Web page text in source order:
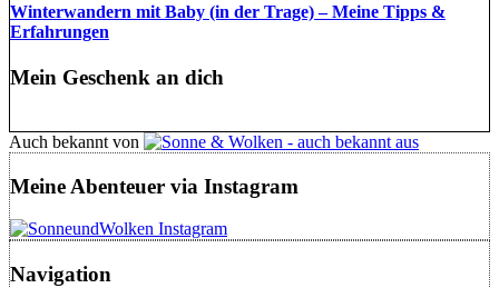
Winterwandern mit Baby (in der Trage) – Meine Tipps &
Erfahrungen
Mein Geschenk an dich
Auch bekannt von
Meine Abenteuer via Instagram
Navigation